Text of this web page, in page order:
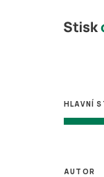
HLAVNÍ
AUTOR